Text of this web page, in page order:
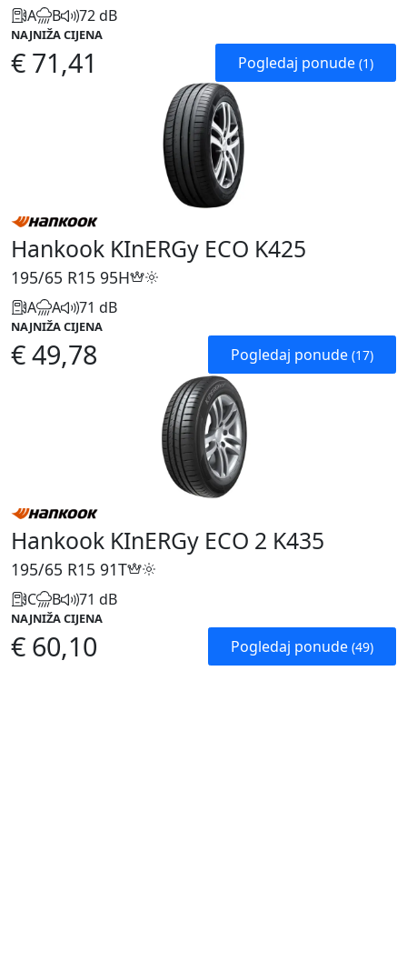
A B 72 dB
NAJNIŽA CIJENA
€ 71,41 Pogledaj ponude (1)
Hankook KInERGy ECO K425
195/65 R15 95H
A A 71 dB
NAJNIŽA CIJENA
€ 49,78 Pogledaj ponude (17)
Hankook KInERGy ECO 2 K435
195/65 R15 91T
C B 71 dB
NAJNIŽA CIJENA
€ 60,10 Pogledaj ponude (49)